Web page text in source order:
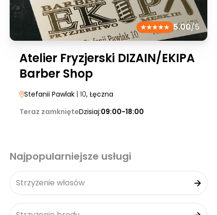
5.00/5
Atelier Fryzjerski DIZAIN/EKIPA
Barber Shop
Stefanii Pawlak | 10, Łęczna
Teraz zamknięteDzisiaj:09:00-18:00
Najpopularniejsze usługi
Strzyżenie włosów